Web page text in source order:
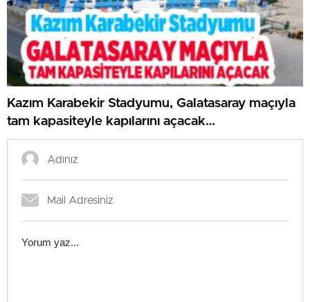
Kazım Karabekir Stadyumu, Galatasaray maçıyla
tam kapasiteyle kapılarını açacak…